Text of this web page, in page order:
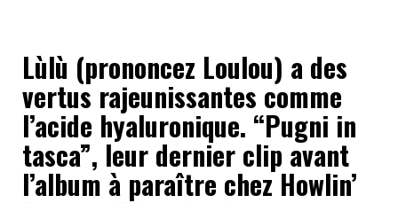
Lùlù (prononcez Loulou) a des
vertus rajeunissantes comme
l’acide hyaluronique. “Pugni in
tasca”, leur dernier clip avant
l’album à paraître chez Howlin’